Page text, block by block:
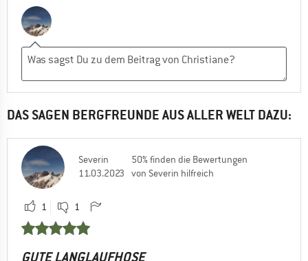
DAS SAGEN BERGFREUNDE AUS ALLER WELT DAZU:
Severin
11.03.2023
50% finden die Bewertungen
von Severin hilfreich
1 1
GUTE LANGLAUFHOSE